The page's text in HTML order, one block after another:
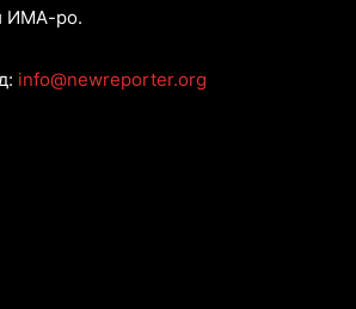
ИМА-ро.
info@newreporter.org